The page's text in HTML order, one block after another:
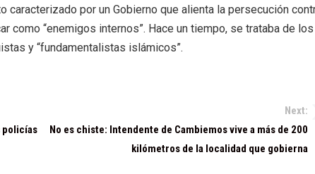
por un Gobierno que alienta la persecución
“enemigos internos”. Hace un tiempo, se trataba de los
y “fundamentalistas islámicos”.
policías
Next:
No es chiste: Intendente de Cambiemos vive a más de 200
kilómetros de la localidad que gobierna